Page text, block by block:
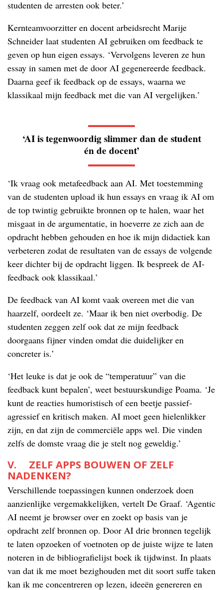
studenten de arresten ook beter.’
Kernteamvoorzitter en docent arbeidsrecht Marije
Schneider laat studenten AI gebruiken om feedback te
geven op hun eigen essays. ‘Vervolgens leveren ze hun
essay in samen met de door AI gegenereerde feedback.
Daarna geef ik feedback op de essays, waarna we
klassikaal mijn feedback met die van AI vergelijken.’
‘AI is tegenwoordig slimmer dan de student
én de docent’
‘Ik vraag ook metafeedback aan AI. Met toestemming
van de studenten upload ik hun essays en vraag ik AI om
de top twintig gebruikte bronnen op te halen, waar het
misgaat in de argumentatie, in hoeverre ze zich aan de
opdracht hebben gehouden en hoe ik mijn didactiek kan
verbeteren zodat de resultaten van de essays de volgende
keer dichter bij de opdracht liggen. Ik bespreek de AI-
feedback ook klassikaal.’
De feedback van AI komt vaak overeen met die van
haarzelf, oordeelt ze. ‘Maar ik ben niet overbodig. De
studenten zeggen zelf ook dat ze mijn feedback
doorgaans fijner vinden omdat die duidelijker en
concreter is.’
‘Het leuke is dat je ook de “temperatuur” van die
feedback kunt bepalen’, weet bestuurskundige Poama. ‘Je
kunt de reacties humoristisch of een beetje passief-
agressief en kritisch maken. AI moet geen hielenlikker
zijn, en dat zijn de commerciële apps wel. Die vinden
zelfs de domste vraag die je stelt nog geweldig.’
V. ZELF APPS BOUWEN OF ZELF
NADENKEN?
Verschillende toepassingen kunnen onderzoek doen
aanzienlijke vergemakkelijken, vertelt De Graaf. ‘Agentic
AI neemt je browser over en zoekt op basis van je
opdracht zelf bronnen op. Door AI drie bronnen tegelijk
te laten opzoeken of voetnoten op de juiste wijze te laten
noteren in de bibliografielijst boek ik tijdwinst. In plaats
van dat ik me moet bezighouden met dit soort suffe taken
kan ik me concentreren op lezen, ideeën genereren en